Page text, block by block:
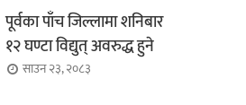
पूर्वका पाँच जिल्लामा शनिबार
१२ घण्टा विद्युत् अवरुद्ध हुने
साउन २३, २०८३